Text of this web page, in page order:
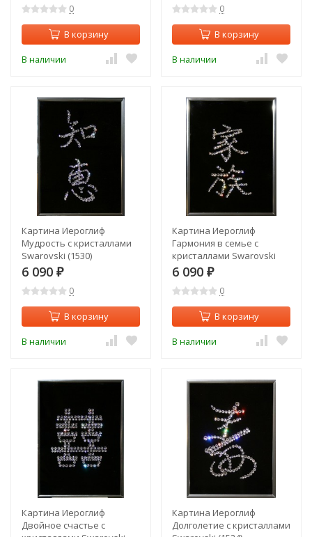
0
В корзину
В наличии
0
В корзину
В наличии
Картина Иероглиф
Мудрость с кристаллами
Swarovski (1530)
6 090 ₽
0
В корзину
В наличии
Картина Иероглиф
Гармония в семье с
кристаллами Swarovski
(1528)
6 090 ₽
0
В корзину
В наличии
Картина Иероглиф
Двойное счастье с
Картина Иероглиф
Долголетие с кристаллами